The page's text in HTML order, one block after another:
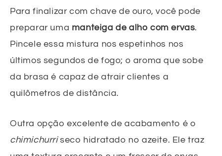
Para finalizar com chave de ouro, você pode
preparar uma manteiga de alho com ervas.
Pincele essa mistura nos espetinhos nos
últimos segundos de fogo; o aroma que sobe
da brasa é capaz de atrair clientes a
quilômetros de distância.
Outra opção excelente de acabamento é o
chimichurriseco hidratado no azeite. Ele traz